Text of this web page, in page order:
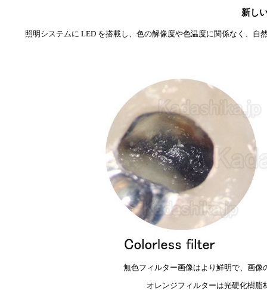
新し
照明システムに LED を搭載し、色の解像度や色温度に関係なく、
無色フィルター画像はより鮮明で、画
オレンジフィルターは光硬化樹